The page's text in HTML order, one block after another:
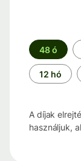
Időszak
48 ó
12 hó
A díjak
használjuk,